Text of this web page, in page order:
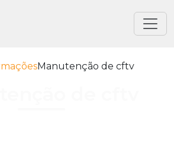
Manutenção de cftv